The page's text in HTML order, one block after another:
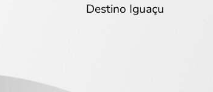
Destino Iguaçu